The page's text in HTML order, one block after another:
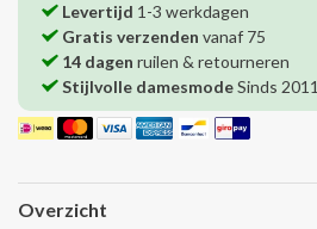
Levertijd 1-3 werkdagen
Gratis verzenden vanaf 75
14 dagen ruilen & retourneren
Stijlvolle damesmodeSinds 2011
Overzicht